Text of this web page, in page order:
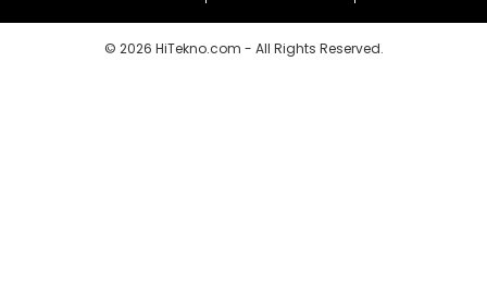
© 2026 HiTekno.com - All Rights Reserved.